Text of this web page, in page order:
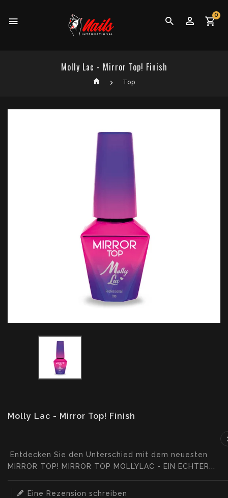
0
Molly Lac - Mirror Top! Finish
Top
Molly Lac - Mirror Top! Finish
de.products.product.loader_label
Entdecken Sie den Unterschied mit dem neuesten
MIRROR TOP! MIRROR TOP MOLLYLAC - EIN ECHTER...
Eine Rezension schreiben